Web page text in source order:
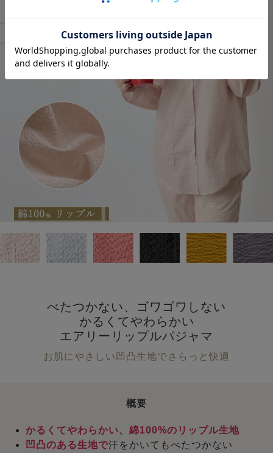
べたつかない、ゴワゴワしない
かるくてやわらかい
エアリーリップルパジャマ
お肌にやさしい凹凸生地でさらっと快適
概要
かるくてやわらかい、綿100%のリップル生地
凹凸のある生地で汗をかいてもべたつかない